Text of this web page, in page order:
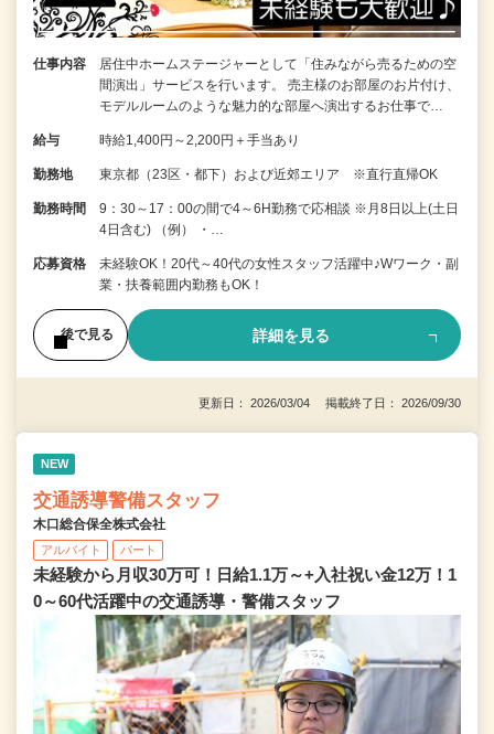
仕事内容
居住中ホームステージャーとして「住みながら売るための空
間演出」サービスを行います。 売主様のお部屋のお片付け、
モデルルームのような魅力的な部屋へ演出するお仕事で…
給与 時給1,400円～2,200円＋手当あり
勤務地 東京都（23区・都下）および近郊エリア ※直行直帰OK
勤務時間
9：30～17：00の間で4～6H勤務で応相談 ※月8日以上(土日
4日含む) （例） ・…
応募資格
未経験OK！20代～40代の女性スタッフ活躍中♪Wワーク・副
業・扶養範囲内勤務もOK！
後で見る 詳細を見る
更新日： 2026/03/04 掲載終了日： 2026/09/30
NEW
交通誘導警備スタッフ
木口総合保全株式会社
アルバイト パート
未経験から月収30万可！日給1.1万～+入社祝い金12万！1
0～60代活躍中の交通誘導・警備スタッフ